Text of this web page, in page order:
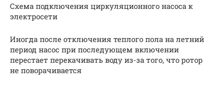
Схема подключения циркуляционного насоса к
электросети
Иногда после отключения теплого пола на летний
период насос при последующем включении
перестает перекачивать воду из-за того, что ротор
не поворачивается